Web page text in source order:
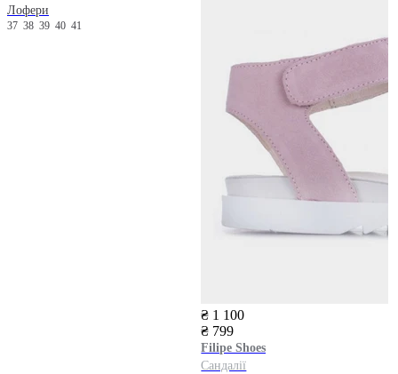
Лофери
37 38 39 40 41
₴ 1 100
₴ 799
Filipe Shoes
Сандалії